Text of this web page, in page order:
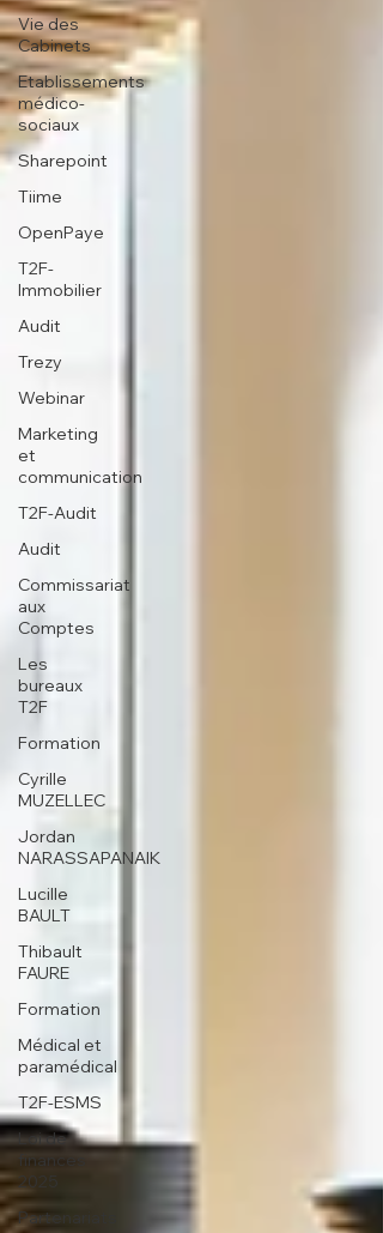
Vie des
Cabinets
Etablissements
médico-
sociaux
Sharepoint
Tiime
OpenPaye
T2F-
Immobilier
Audit
Trezy
Webinar
Marketing
et
communication
T2F-Audit
Audit
Commissariat
aux
Comptes
Les
bureaux
T2F
Formation
Cyrille
MUZELLEC
Jordan
NARASSAPANAIK
Lucille
BAULT
Thibault
FAURE
Formation
Médical et
paramédical
T2F-ESMS
Loi de
finances
2025
Partenariats